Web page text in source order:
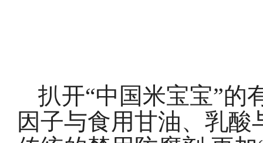
扒开“中国米宝宝”的
因子与食用甘油、乳